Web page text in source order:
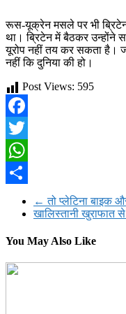
रूस-यूक्रेन मसले पर भी
था। ब्रिटेन में बैठकर उन्‍होंने
यूरोप नहीं तय कर सकता है।
नहीं कि दुनिया की हो।
Post Views: 595
Facebook
Twitter
WhatsApp
← तो प्लेटिना बाइक
खालिस्तानी खुराफात
You May Also Like